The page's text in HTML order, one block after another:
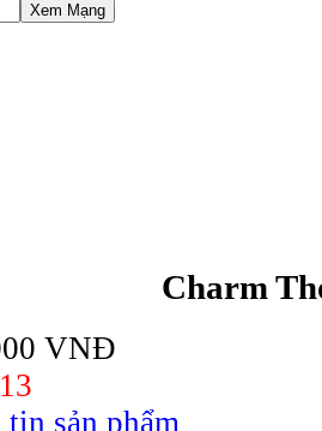
Xem Mạng
Charm
VNĐ
sản phẩm